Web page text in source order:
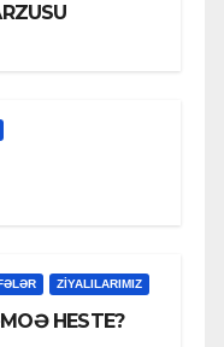
ZİYALILARIMIZ
HESTE?